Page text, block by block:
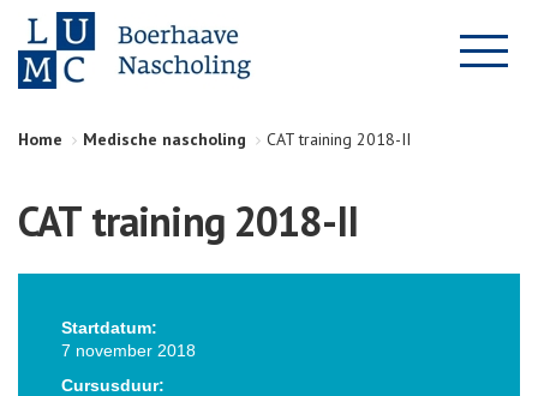
Home Medische nascholing CAT training 2018-II
CAT training 2018-II
Startdatum:
7 november 2018
Cursusduur: